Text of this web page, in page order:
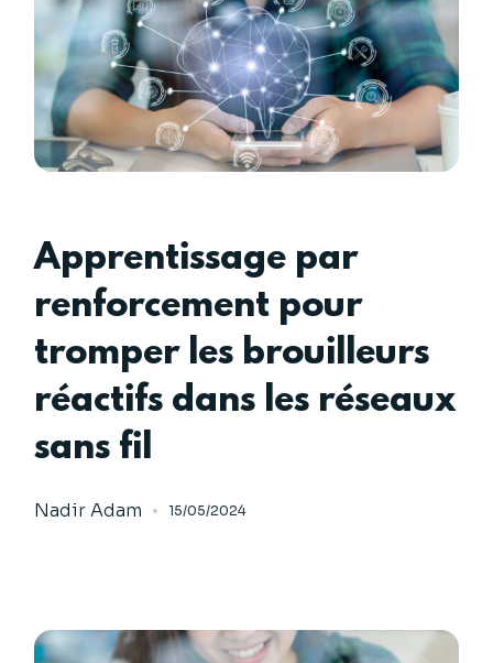
Apprentissage par
renforcement pour
tromper les brouilleurs
réactifs dans les réseaux
sans fil
Nadir Adam 15/05/2024